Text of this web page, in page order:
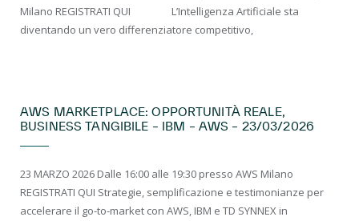
Milano REGISTRATI QUI ​ L’Intelligenza Artificiale sta
diventando un vero differenziatore competitivo,
AWS MARKETPLACE: OPPORTUNITÀ REALE,
BUSINESS TANGIBILE – IBM – AWS – 23/03/2026
23 MARZO 2026 Dalle 16:00 alle 19:30 presso AWS Milano
REGISTRATI QUI Strategie, semplificazione e testimonianze per
accelerare il go-to-market con AWS, IBM e TD SYNNEX in